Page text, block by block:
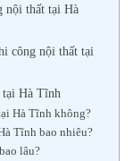
nội thất tại Hà
công nội thất tại
tại Hà Tĩnh
Hà Tĩnh không?
Tĩnh bao nhiêu?
lâu?